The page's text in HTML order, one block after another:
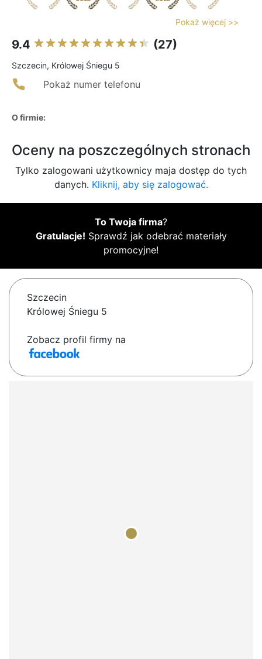
Pokaż więcej >>
9.4 (27)
Szczecin, Królowej Śniegu 5
Pokaż numer telefonu
O firmie:
Oceny na poszczególnych stronach
Tylko zalogowani użytkownicy maja dostęp do tych
danych. Kliknij, aby się zalogować.
To Twoja firma?
Gratulacje! Sprawdź jak odebrać materiały
promocyjne!
Szczecin
Królowej Śniegu 5
Zobacz profil firmy na